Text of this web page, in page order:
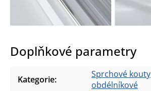
Doplňkové parametry
Kategorie:
Sprchové kouty
obdélníkové